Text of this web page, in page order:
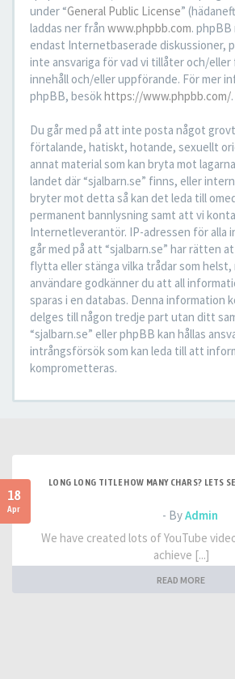
under “General Public License”
laddas ner från www.phpbb.com. phpBB
endast Internetbaserade diskussioner,
inte ansvariga för vad vi tillåter och/
innehåll och/eller uppförande. För mer
phpBB, besökhttps://www.phpbb.com/.
Du går med på att inte posta något
förtalande, hatiskt, hotande, sexuellt
annat material som kan bryta mot
landet där “sjalbarn.se” finns, eller
bryter mot detta så kan det leda till
permanent bannlysning samt att vi
Internetleverantör. IP-adressen för alla
går med på att “sjalbarn.se” har rätten
flytta eller stänga vilka trådar som helst,
användare godkänner du att all
sparas i en databas. Denna information
delges till någon tredje part utan ditt
“sjalbarn.se” eller phpBB kan hållas
intrångsförsök som kan leda till att
komprometteras.
18
Apr
LONG LONG TITLE HOW MANY CHARS? LETS
- ByAdmin
We have created lots of YouTube
achieve [...]
READ MORE